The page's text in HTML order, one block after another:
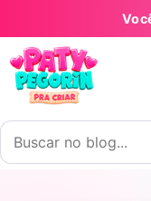
Pular para o conteúdo
Buscar por: